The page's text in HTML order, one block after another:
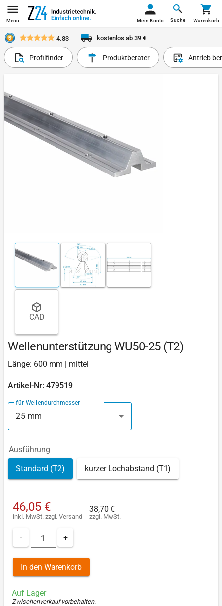
Menü Suche
Mein Konto Warenkorb
4.83 kostenlos ab 39 €
Profilfinder Produktberater Antrieb
CAD
Wellenunterstützung WU50-25 (T2)
Länge: 600 mm | mittel
Artikel-Nr: 479519
für Wellendurchmesser
25 mm
Ausführung
Standard (T2) kurzer Lochabstand (T1)
46,05 €
inkl. MwSt. zzgl. Versand
38,70 €
zzgl. MwSt.
- +
In den Warenkorb
Auf Lager
Zwischenverkauf vorbehalten.